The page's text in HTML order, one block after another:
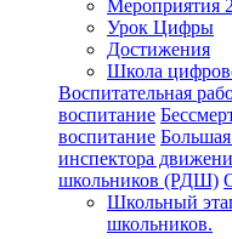
Мероприятия
Урок Цифры
Достижения
Школа
Воспитательная
воспитание
воспитание
инспектора
школьников (РДШ)
Школьный
школьников.